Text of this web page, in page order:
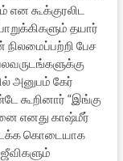
கூக்குரலிட
தயார்
பேச
அனுபம் கேர்
கூறினார் “இங்கு
எனது காஷ்மீர்
கொடையாக